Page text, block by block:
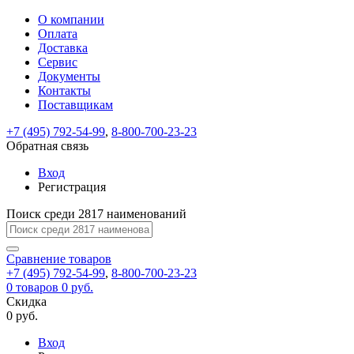
ВходРегистрация
test@example.com
отправлена
по
ней
завершения
регистрации.
Ок
Запомнить
меня
Забыли
Восстановление
пароля
Заполните
форму.
Мы
отправим
ссылку
указанный
электронный
перейдя
по
которой
вы
задать
На
вашу
почту
test@test.ru
ссылка.
Перейдите
по
для
смены
пароля.
Введите
новый
пароль
Сменить
Пароль
успешно
восстановлен
Обратная
связь
Сообщение
пользовательского
сообщение
успешно
отправлено.
О компании
Оплата
Доставка
Сервис
Документы
Контакты
Поставщикам
+7 (495) 792-54-99, 8-800-700-23-23
Обратная связь
Вход
Регистрация
Поиск среди 2817 наименований
Сравнение товаров
+7 (495) 792-54-99, 8-800-700-23-23
0 товаров 0 руб.
Скидка
0 руб.
Вход